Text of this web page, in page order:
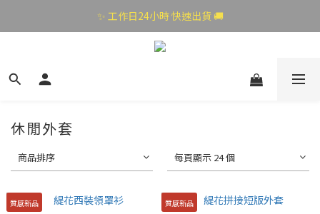
✨ 工作日24小時 快速出貨 🚚
休閒外套
商品排序 每頁顯示 24 個
質感新品 質感新品